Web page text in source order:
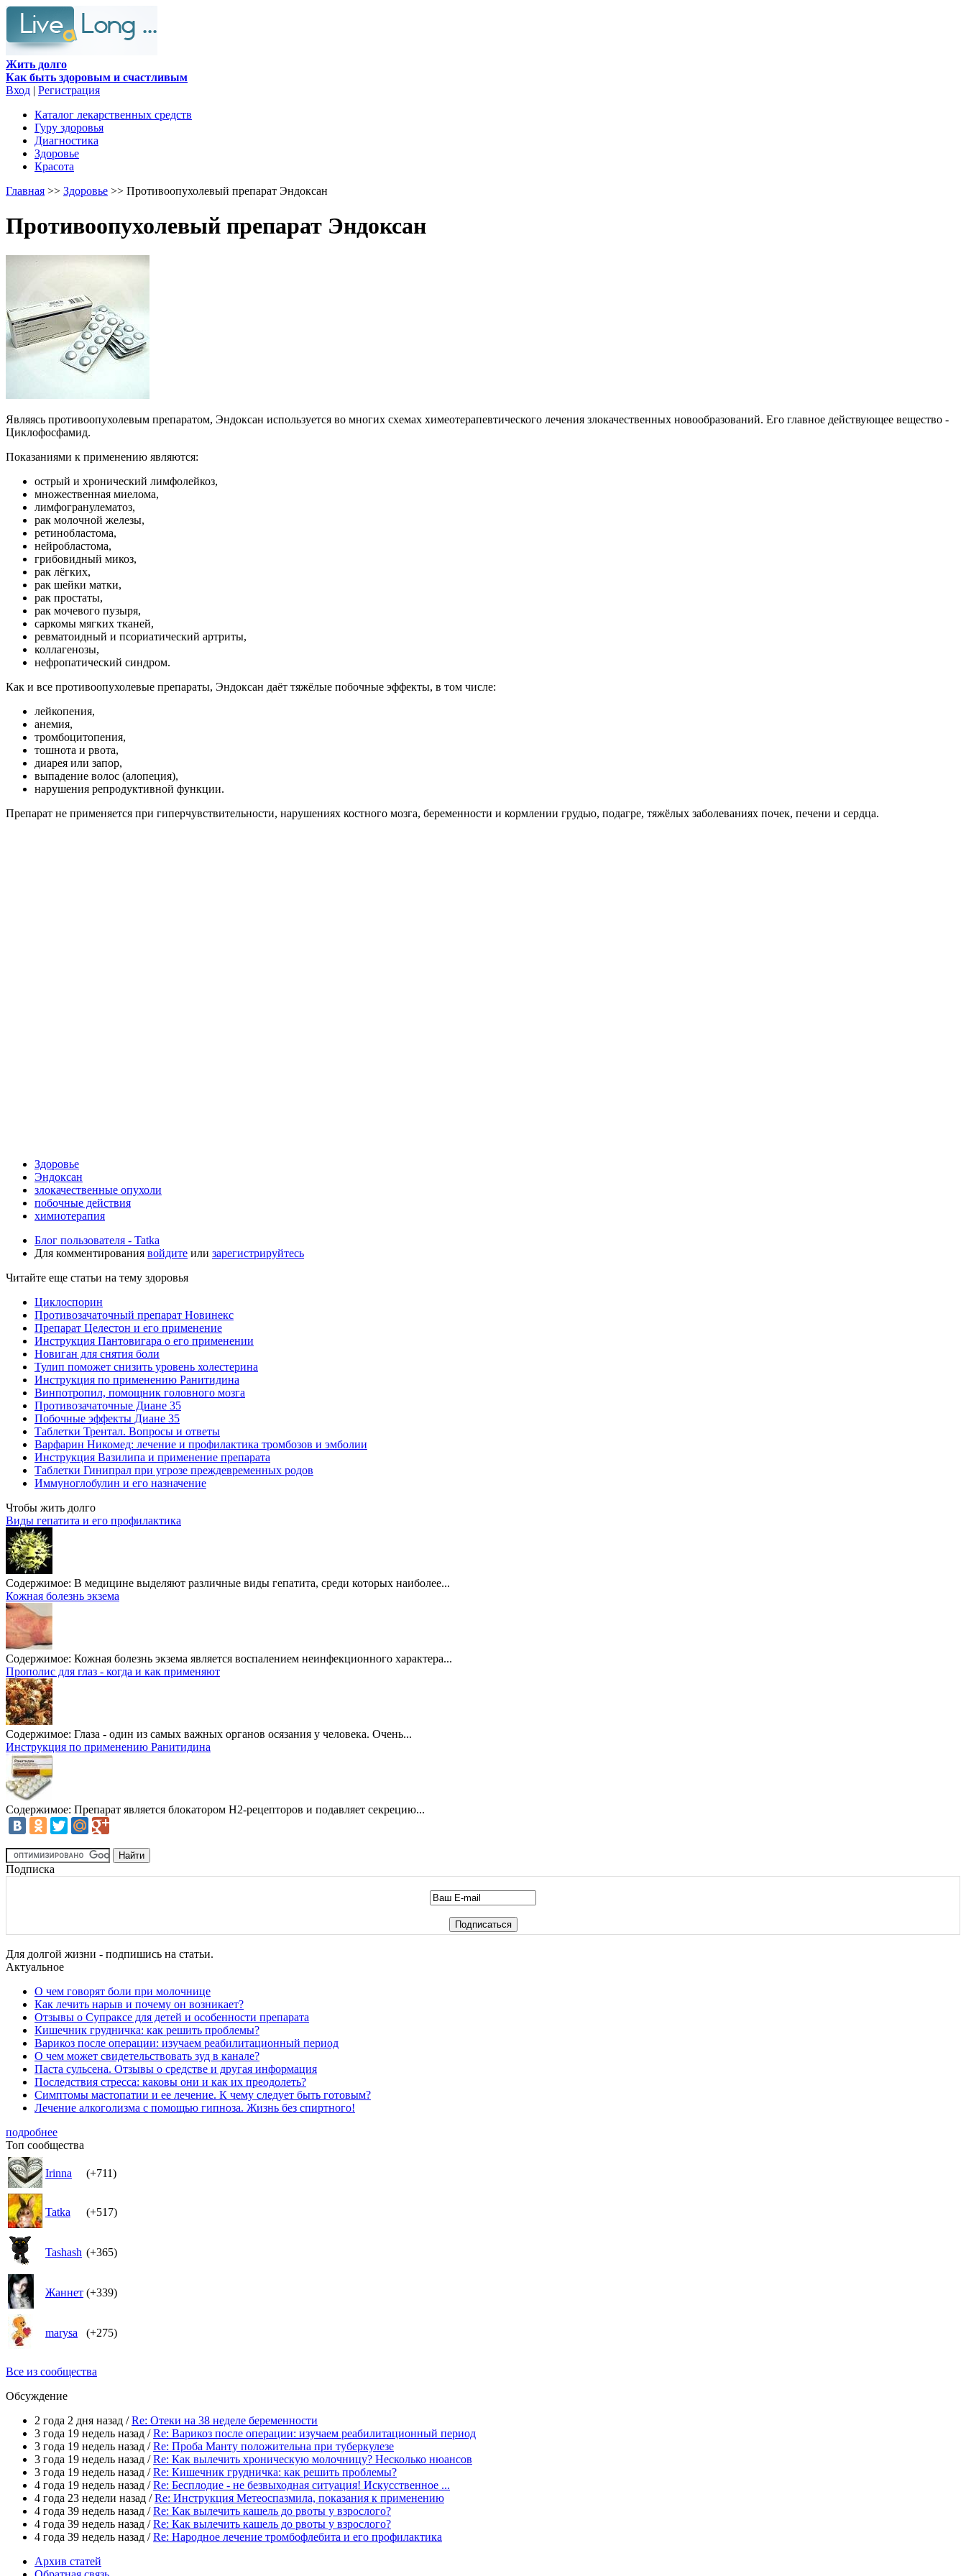
Жить долго
Как быть здоровым и счастливым
Вход | Регистрация
Каталог лекарственных средств
Гуру здоровья
Диагностика
Здоровье
Красота
Главная >> Здоровье >> Противоопухолевый препарат Эндоксан
Противоопухолевый препарат Эндоксан
Являясь противоопухолевым препаратом, Эндоксан используется во многих схемах химеотерапевтического лечения злокачественных новообразований. Его главное действующее вещество -
Циклофосфамид.
Показаниями к применению являются:
острый и хронический лимфолейкоз,
множественная миелома,
лимфогранулематоз,
рак молочной железы,
ретинобластома,
нейробластома,
грибовидный микоз,
рак лёгких,
рак шейки матки,
рак простаты,
рак мочевого пузыря,
саркомы мягких тканей,
ревматоидный и псориатический артриты,
коллагенозы,
нефропатический синдром.
Как и все противоопухолевые препараты, Эндоксан даёт тяжёлые побочные эффекты, в том числе:
лейкопения,
анемия,
тромбоцитопения,
тошнота и рвота,
диарея или запор,
выпадение волос (алопеция),
нарушения репродуктивной функции.
Препарат не применяется при гиперчувствительности, нарушениях костного мозга, беременности и кормлении грудью, подагре, тяжёлых заболеваниях почек, печени и сердца.
Здоровье
Эндоксан
злокачественные опухоли
побочные действия
химиотерапия
Блог пользователя - Tatka
Для комментирования войдите или зарегистрируйтесь
Читайте еще статьи на тему здоровья
Циклоспорин
Противозачаточный препарат Новинекс
Препарат Целестон и его применение
Инструкция Пантовигара о его применении
Новиган для снятия боли
Тулип поможет снизить уровень холестерина
Инструкция по применению Ранитидина
Винпотропил, помощник головного мозга
Противозачаточные Диане 35
Побочные эффекты Диане 35
Таблетки Трентал. Вопросы и ответы
Варфарин Никомед: лечение и профилактика тромбозов и эмболии
Инструкция Вазилипа и применение препарата
Таблетки Гинипрал при угрозе преждевременных родов
Иммуноглобулин и его назначение
Чтобы жить долго
Виды гепатита и его профилактика
Содержимое: В медицине выделяют различные виды гепатита, среди которых наиболее...
Кожная болезнь экзема
Содержимое: Кожная болезнь экзема является воспалением неинфекционного характера...
Прополис для глаз - когда и как применяют
Содержимое: Глаза - один из самых важных органов осязания у человека. Очень...
Инструкция по применению Ранитидина
Содержимое: Препарат является блокатором Н2-рецепторов и подавляет секрецию...
Подписка
Для долгой жизни - подпишись на статьи.
Актуальное
О чем говорят боли при молочнице
Как лечить нарыв и почему он возникает?
Отзывы о Супраксе для детей и особенности препарата
Кишечник грудничка: как решить проблемы?
Варикоз после операции: изучаем реабилитационный период
О чем может свидетельствовать зуд в канале?
Паста сульсена. Отзывы о средстве и другая информация
Последствия стресса: каковы они и как их преодолеть?
Симптомы мастопатии и ее лечение. К чему следует быть готовым?
Лечение алкоголизма с помощью гипноза. Жизнь без спиртного!
подробнее
Топ сообщества
Irinna (+711)
Tatka (+517)
Tashash (+365)
Жаннет (+339)
marysa (+275)
Все из сообщества
Обсуждение
2 года 2 дня назад /Re: Отеки на 38 неделе беременности
3 года 19 недель назад /Re: Варикоз после операции: изучаем реабилитационный период
3 года 19 недель назад /Re: Проба Манту положительна при туберкулезе
3 года 19 недель назад /Re: Как вылечить хроническую молочницу? Несколько нюансов
3 года 19 недель назад /Re: Кишечник грудничка: как решить проблемы?
4 года 19 недель назад /Re: Бесплодие - не безвыходная ситуация! Искусственное ...
4 года 23 недели назад /Re: Инструкция Метеоспазмила, показания к применению
4 года 39 недель назад /Re: Как вылечить кашель до рвоты у взрослого?
4 года 39 недель назад /Re: Как вылечить кашель до рвоты у взрослого?
4 года 39 недель назад /Re: Народное лечение тромбофлебита и его профилактика
Архив статей